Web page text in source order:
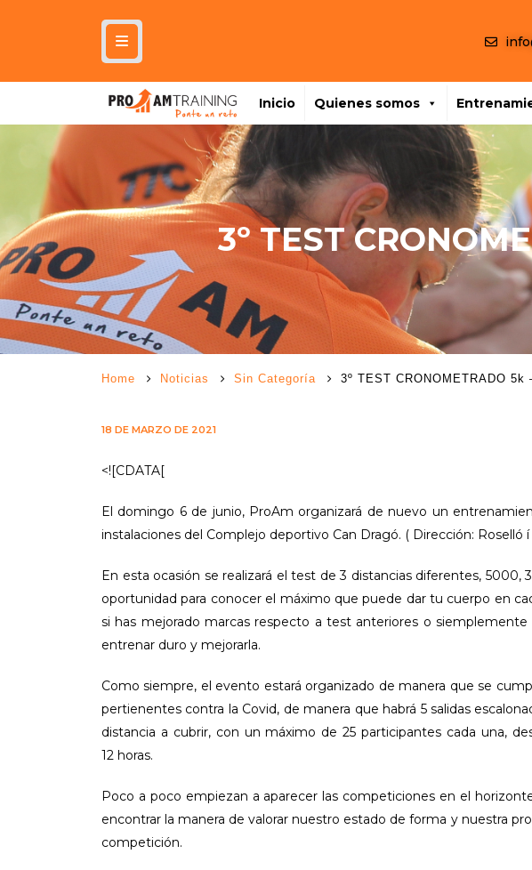
Inicio Quienes somos
3º TEST
Home Noticias Sin Categoría 3º TEST CRONOMETRADO 5k
18 DE MARZO DE 2021
<![CDATA[
El domingo 6 de junio, ProAm organizará de nuevo un
instalaciones del Complejo deportivo Can Dragó. ( Dirección: Roselló í
En esta ocasión se realizará el test de 3 distancias diferentes, 5000,
oportunidad para conocer el máximo que puede dar tu cuerpo en
si has mejorado marcas respecto a test anteriores o
entrenar duro y mejorarla.
Como siempre, el evento estará organizado de manera que se
pertienentes contra la Covid, de manera que habrá 5 salidas
distancia a cubrir, con un máximo de 25 participantes cada una,
12 horas.
Poco a poco empiezan a aparecer las competiciones en el
encontrar la manera de valorar nuestro estado de forma y nuestra
competición.